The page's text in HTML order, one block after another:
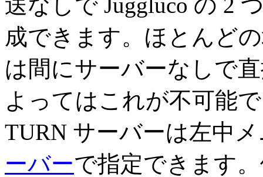
成できます。ほとんど
は間にサーバーなしで
よってはこれが不可能
TURN サーバーは左中
ーバーで指定できます